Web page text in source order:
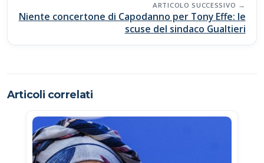
ARTICOLO SUCCESSIVO
Niente concertone di Capodanno per Tony Effe: le
scuse del sindaco Gualtieri
Articoli correlati